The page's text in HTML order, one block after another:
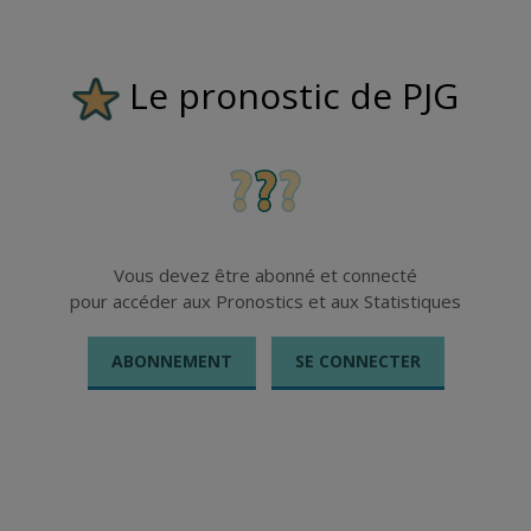
va porter ses
Le pronostic de PJG
Vous devez être abonné et connecté
pour accéder aux Pronostics et aux Statistiques
ABONNEMENT SE CONNECTER